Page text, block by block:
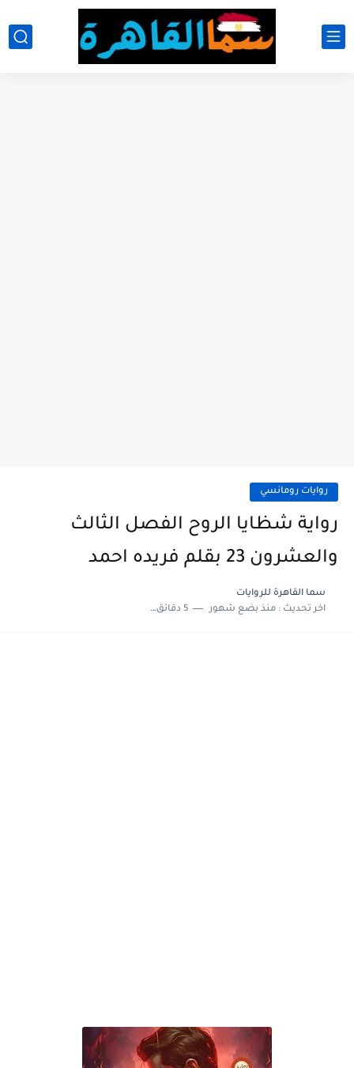
روايات رومانسي
رواية شظايا الروح الفصل الثالث
والعشرون 23 بقلم فريده احمد
سما القاهرة للروايات
اخر تحديث :منذ بضع شهور 5 دقائق للقراءة